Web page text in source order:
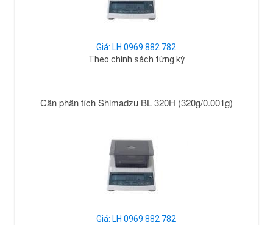
Giá: LH 0969 882 782
Theo chính sách từng kỳ
Cân phân tích Shimadzu BL 320H (320g/0.001g)
Giá: LH 0969 882 782